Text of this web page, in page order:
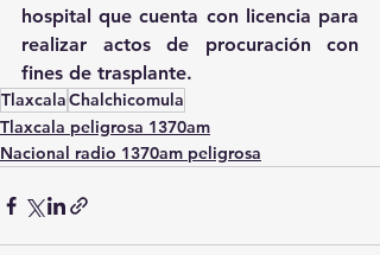
hospital que cuenta con licencia para
realizar actos de procuración con
fines de trasplante.
TlaxcalaChalchicomula
Tlaxcala peligrosa 1370am
Nacional radio 1370am peligrosa